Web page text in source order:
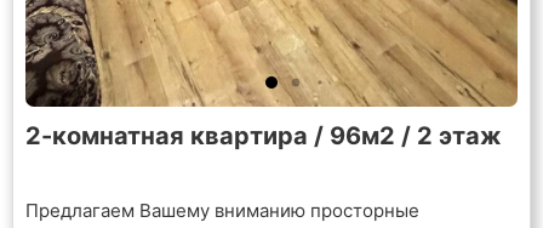
2-комнатная квартира / 96м2 / 2 этаж
Предлагаем Вашему вниманию просторные